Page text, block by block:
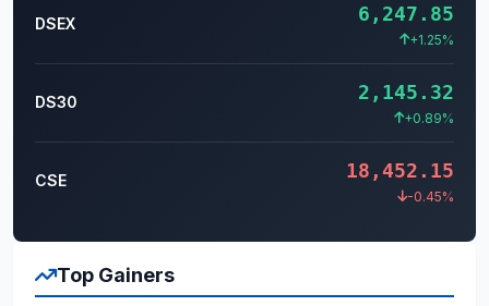
DSEX 6,247.85
+1.25%
DS30 2,145.32
+0.89%
CSE 18,452.15
-0.45%
Top Gainers